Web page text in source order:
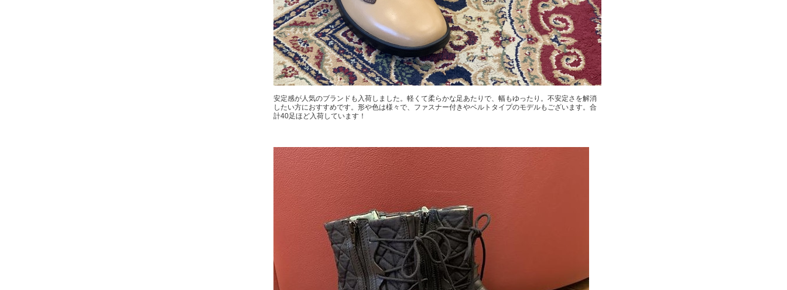
安定感が人気のブランドも入荷しました。軽くて柔らかな足あたりで、幅もゆったり。不安定さを解消
したい方におすすめです。形や色は様々で、ファスナー付きやベルトタイプのモデルもございます。合
計40足ほど入荷しています！